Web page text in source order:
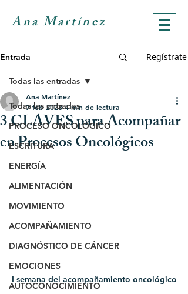
Ana Martínez
Entrada Regístrate
Todas las entradas
PROCESO ONCOLÓGICO
ESCRITURA
ENERGÍA
ALIMENTACIÓN
MOVIMIENTO
ACOMPAÑAMIENTO
DIAGNÓSTICO DE CÁNCER
EMOCIONES
AUTOCONOCIMIENTO
Todas las entradas
3 CLAVES para Acompañar
en Procesos Oncológicos
Ana Martínez
7 feb 2023 4 min de lectura
I semana del acompañamiento oncológico